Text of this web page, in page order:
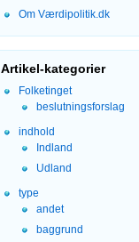
Om Værdipolitik.dk
Artikel-kategorier
Folketinget
beslutningsforslag
indhold
Indland
Udland
type
andet
baggrund